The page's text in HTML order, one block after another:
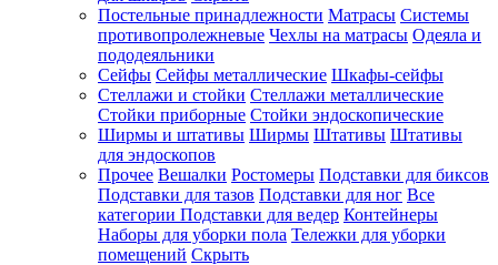
Постельные принадлежности Матрасы Системы
противопролежневые Чехлы на матрасы Одеяла и
пододеяльники
Сейфы Сейфы металлические Шкафы-сейфы
Стеллажи и стойки Стеллажи металлические
Стойки приборные Стойки эндоскопические
Ширмы и штативы Ширмы Штативы Штативы
для эндоскопов
Прочее Вешалки Ростомеры Подставки для биксов
Подставки для тазов Подставки для ног Все
категории Подставки для ведер Контейнеры
Наборы для уборки пола Тележки для уборки
помещений Скрыть